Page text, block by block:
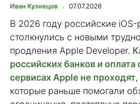
Иван Кузнецов 07.07.2026
В 2026 году российские iOS-
столкнулись с новыми
продления Apple Developer.
российских банков и оплата
сервисах Apple не проходят
которые раньше помогали